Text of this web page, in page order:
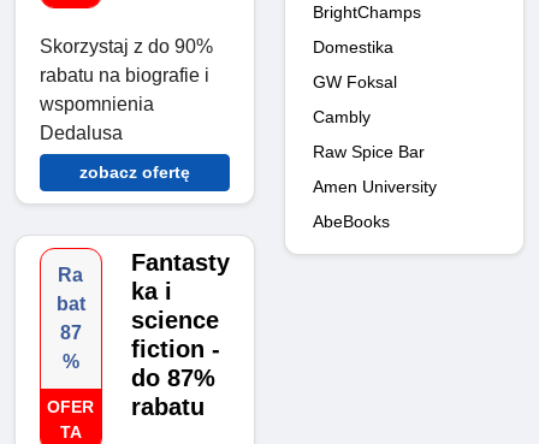
Skorzystaj z do 90%
rabatu na biografie i
wspomnienia
Dedalusa
zobacz ofertę
Ra
bat
87
%
OFER
TA
Fantasty
ka i
science
fiction -
do 87%
rabatu
BrightChamps
Domestika
GW Foksal
Сambly
Raw Spice Bar
Amen University
AbeBooks